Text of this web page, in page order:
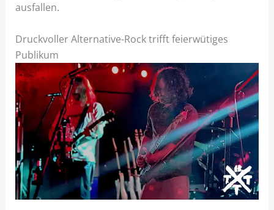
ausfallen.
Druckvoller Alternative-Rock trifft feierwütiges
Publikum